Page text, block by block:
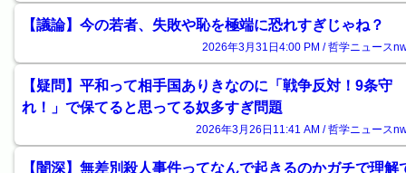
【議論】今の若者、失敗や恥を極端に恐れすぎじゃね？
2026年3月31日4:00 PM / 哲学ニュース
【疑問】平和って相手国ありきなのに「戦争反対！9条守
れ！」で保てると思ってる奴多すぎ問題
2026年3月26日11:41 AM / 哲学ニュース
【闇深】無差別殺人事件ってなんで起きるのかガチで理解